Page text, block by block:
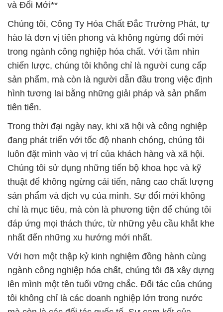
và Đổi Mới**
Chúng tôi, Công Ty Hóa Chất Đắc Trường Phát, tự
hào là đơn vị tiên phong và không ngừng đổi mới
trong ngành công nghiệp hóa chất. Với tầm nhìn
chiến lược, chúng tôi không chỉ là người cung cấp
sản phẩm, mà còn là người dẫn đầu trong việc định
hình tương lai bằng những giải pháp và sản phẩm
tiên tiến.
Trong thời đại ngày nay, khi xã hội và công nghiệp
đang phát triển với tốc độ nhanh chóng, chúng tôi
luôn đặt mình vào vị trí của khách hàng và xã hội.
Chúng tôi sử dụng những tiến bộ khoa học và kỹ
thuật để không ngừng cải tiến, nâng cao chất lượng
sản phẩm và dịch vụ của mình. Sự đổi mới không
chỉ là mục tiêu, mà còn là phương tiện để chúng tôi
đáp ứng mọi thách thức, từ những yêu cầu khắt khe
nhất đến những xu hướng mới nhất.
Với hơn một thập kỷ kinh nghiệm đồng hành cùng
ngành công nghiệp hóa chất, chúng tôi đã xây dựng
lên mình một tên tuổi vững chắc. Đối tác của chúng
tôi không chỉ là các doanh nghiệp lớn trong nước